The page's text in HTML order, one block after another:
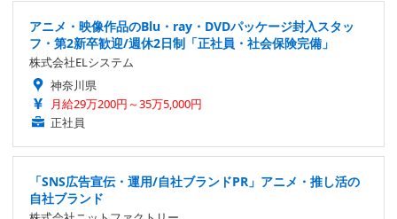
アニメ・映像作品のBlu・ray・DVDパッケージ封入スタッ
フ・第2新卒歓迎/週休2日制「正社員・社会保険完備」
株式会社ELシステム
神奈川県
月給29万200円～35万5,000円
正社員
「SNS広告宣伝・運用/自社ブランドPR」アニメ・推し活の
自社ブランド